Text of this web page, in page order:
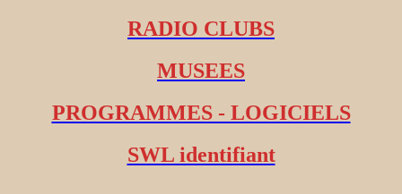
RADIO CLUBS
MUSEES
PROGRAMMES - LOGICIELS
SWL identifiant